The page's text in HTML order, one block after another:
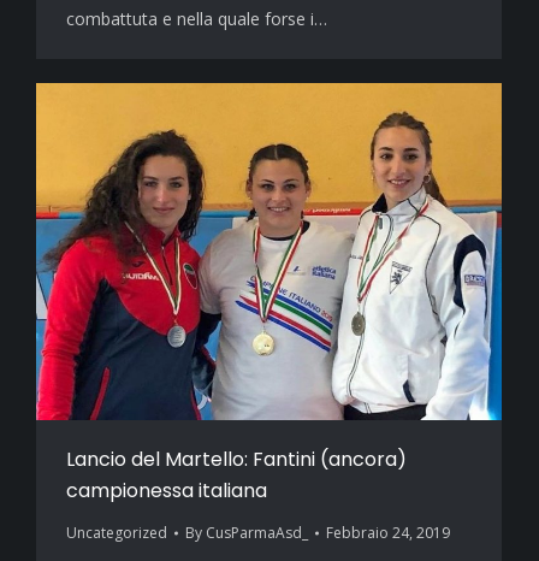
combattuta e nella quale forse i…
Lancio del Martello: Fantini (ancora)
campionessa italiana
Uncategorized By CusParmaAsd_ Febbraio 24, 2019